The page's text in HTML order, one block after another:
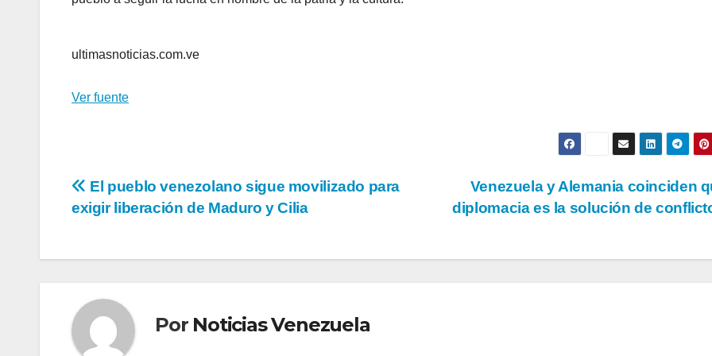
ultimasnoticias.com.ve
Ver fuente
Navegación
de
entradas
Venezuela y Alemania coinciden
diplomacia es la solución de
El pueblo venezolano sigue movilizado para
exigir liberación de Maduro y Cilia
Por Noticias Venezuela